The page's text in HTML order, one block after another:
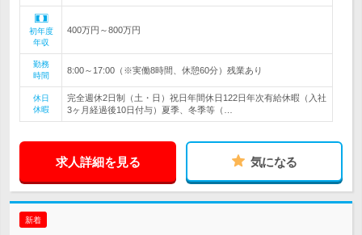
初年度
年収
400万円～800万円
勤務
時間
8:00～17:00（※実働8時間、休憩60分）残業あり
休日
休暇
完全週休2日制（土・日）祝日年間休日122日年次有給休暇（入社
3ヶ月経過後10日付与）夏季、冬季等（…
求人詳細を見る 気になる
新着